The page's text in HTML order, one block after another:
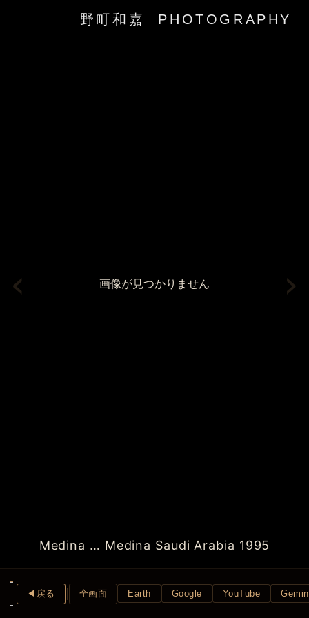
野町和嘉 PHOTOGRAPHY
‹
Medina … Medina Saudi Arabia 1995
›
◀︎戻る 全画面 Earth Google YouTube